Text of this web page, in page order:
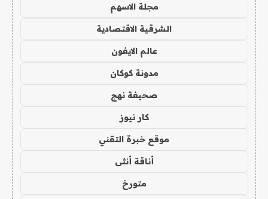
مجلة الاسهم
الشرقية الاقتصادية
عالم الايفون
مدونة كوكان
صحيفة نهج
كار نيوز
موقع خبرة التقني
أناقة أنثى
متورخ